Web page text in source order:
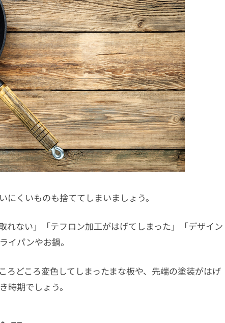
くいものも捨ててしまいましょう。
れない」「テフロン加工がはげてしまった」「デザイン
イパンやお鍋。
ろどころ変色してしまったまな板や、先端の塗装がはげ
時期でしょう。